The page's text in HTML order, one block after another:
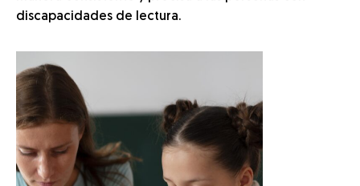
discapacidades de lectura.